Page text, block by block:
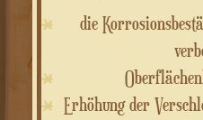
die
Erhöhung der